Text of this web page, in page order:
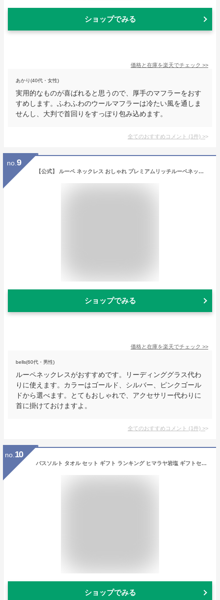
ショップでみる
価格と在庫を楽天でチェック >>
あかり(40代・女性)
実用的なものが喜ばれると思うので、厚手のマフラーをおす
すめします。ふわふわのウールマフラーは冷たい風を通しま
せんし、大判で首回りをすっぽり包み込めます。
全てのおすすめコメント (1件) >
no. 9
【公式】 ルーペ ネックレス おしゃれ プレミアムリッチルーペネックレス 【ゴールド｜シルバー｜ピンクゴールド】 拡大鏡 ペンダント 老眼 リーディンググラス 首掛け 見やすい 2倍 携帯 敬老の日 母の日 仕事用 小物 雑貨 アクセサリー 女性 大人 バリ アジアン雑貨
ショップでみる
価格と在庫を楽天でチェック >>
bells(60代・男性)
ルーペネックレスがおすすめです。リーディンググラス代わ
りに使えます。カラーはゴールド、シルバー、ピンクゴール
ドから選べます。とてもおしゃれで、アクセサリー代わりに
首に掛けておけますよ。
全てのおすすめコメント (1件) >
no. 10
バスソルト タオル セット ギフト ランキング ヒマラヤ岩塩 ギフトセット 無添加 高級 今治タオル タオルギフト 内祝 フェイスタオル 入浴剤 詰め合わせ お風呂 バスギフト 誕生日 女性 プレゼント 定年 退職 プレゼント 転校 退職祝い 金婚式 両親 プレゼント
ショップでみる